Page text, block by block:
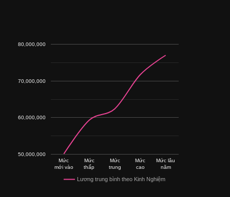
Lương trung bình theo Kinh Nghiệm
Mức
mới vào
Mức
thấp
Mức
trung
Mức
cao
Mức lâu
năm
50,000,000
60,000,000
70,000,000
80,000,000